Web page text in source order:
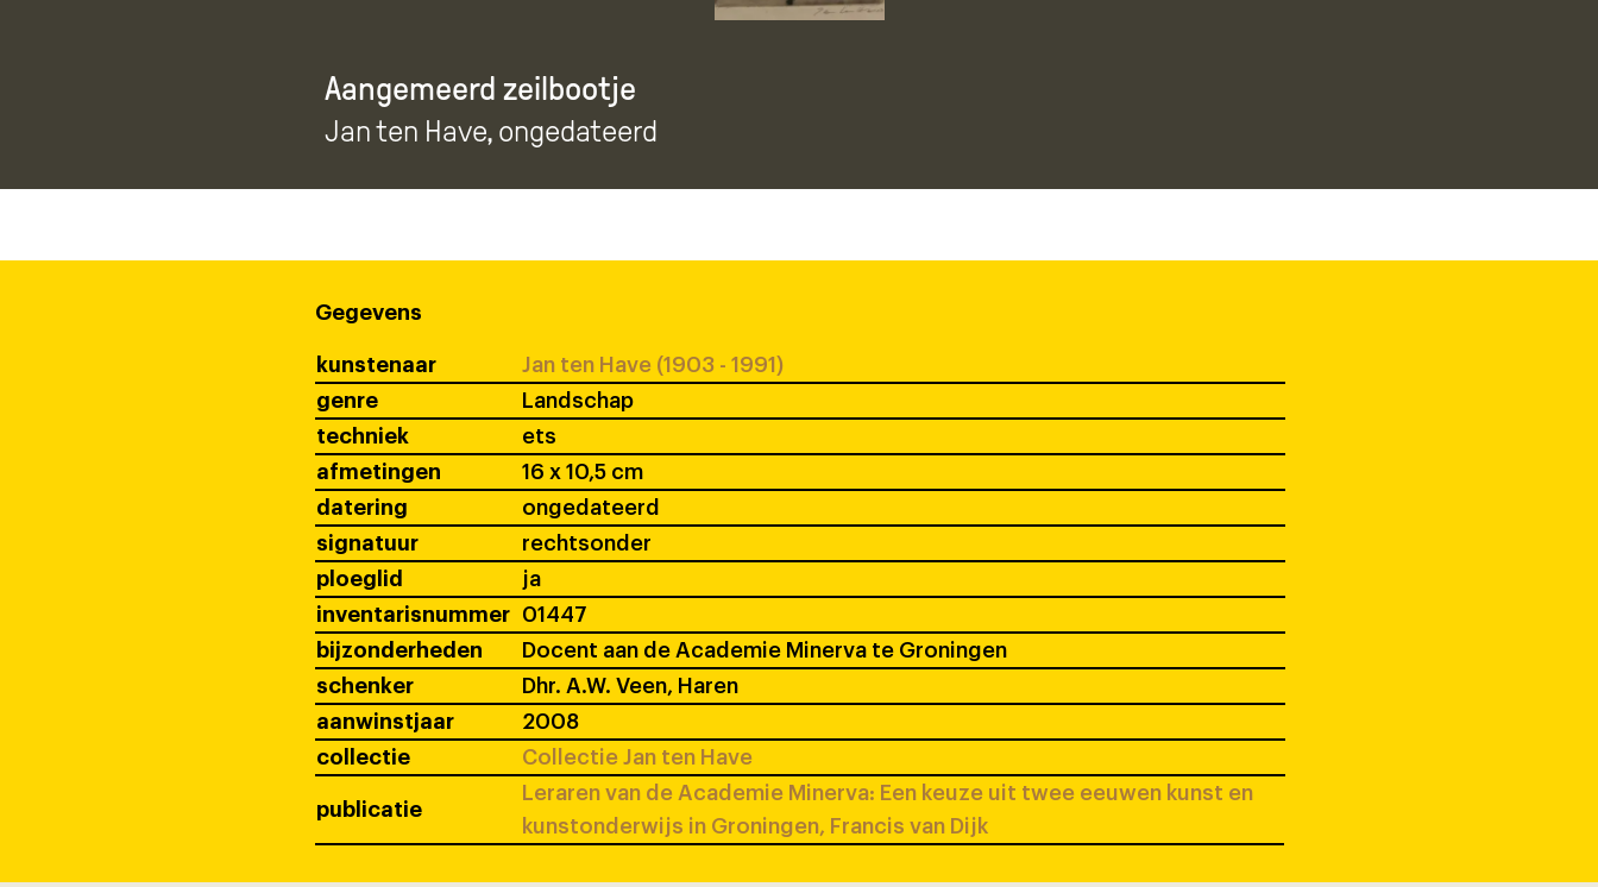
Aangemeerd zeilbootje
Jan ten Have, ongedateerd
Gegevens
kunstenaar
Jan ten Have (1903 - 1991)
genre
Landschap
techniek
ets
afmetingen
16 x 10,5 cm
datering
ongedateerd
signatuur
rechtsonder
ploeglid
ja
inventarisnummer
01447
bijzonderheden
Docent aan de Academie Minerva te Groningen
schenker
Dhr. A.W. Veen, Haren
aanwinstjaar
2008
collectie
Collectie Jan ten Have
publicatie
Leraren van de Academie Minerva: Een keuze uit twee eeuwen kunst en
kunstonderwijs in Groningen, Francis van Dijk